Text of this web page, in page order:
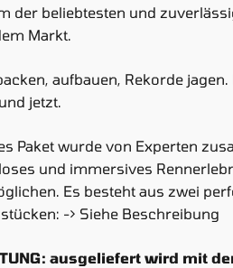
der beliebtesten und
Markt.
aufbauen, Rekorde
jetzt.
Paket wurde von Experten
und immersives
Es besteht aus zwei
-> Siehe Beschreibung
ausgeliefert wird mit